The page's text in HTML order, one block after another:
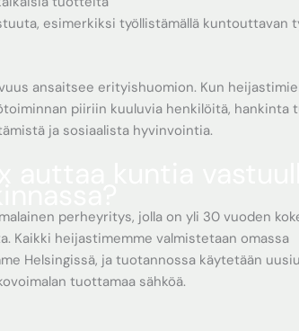
esimerkiksi työllistämällä kuntouttavan
ansaitsee erityishuomion. Kun
piiriin kuuluvia henkilöitä, hankinta
ja sosiaalista hyvinvointia.
perheyritys, jolla on yli 30 vuoden
Kaikki heijastimemme valmistetaan omassa
Helsingissä, ja tuotannossa käytetään
tuottamaa sähköä.